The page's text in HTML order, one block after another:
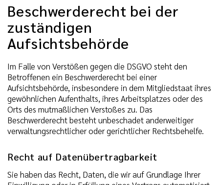
Beschwerderecht bei der
zuständigen
Aufsichtsbehörde
Im Falle von Verstößen gegen die DSGVO steht den
Betroffenen ein Beschwerderecht bei einer
Aufsichtsbehörde, insbesondere in dem Mitgliedstaat ihres
gewöhnlichen Aufenthalts, ihres Arbeitsplatzes oder des
Orts des mutmaßlichen Verstoßes zu. Das
Beschwerderecht besteht unbeschadet anderweitiger
verwaltungsrechtlicher oder gerichtlicher Rechtsbehelfe.
Recht auf Datenübertragbarkeit
Sie haben das Recht, Daten, die wir auf Grundlage Ihrer